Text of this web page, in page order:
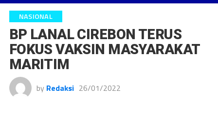
NASIONAL
BP LANAL CIREBON TERUS
FOKUS VAKSIN MASYARAKAT
MARITIM
by Redaksi 26/01/2022